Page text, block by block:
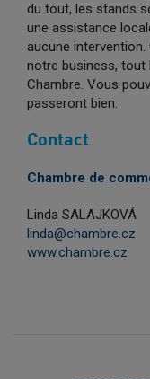
du tout, les stands
une assistance
aucune
notre business, tout
Chambre. Vous
passeront bien.
Contact
Chambre de
Linda SALAJKOVÁ
linda@chambre.cz
www.chambre.cz